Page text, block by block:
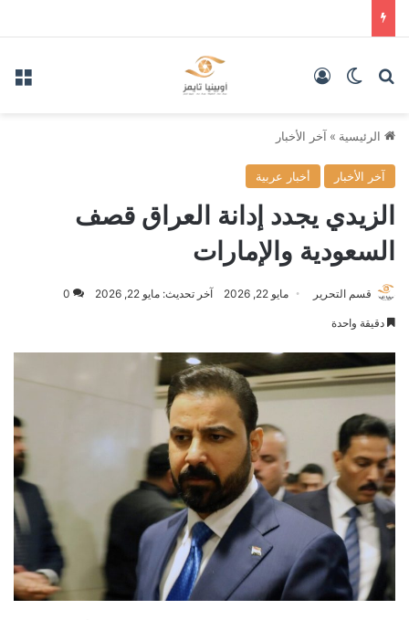
بحث عنالوضع المظلم
الرئيسية » آخر الأخبار
آخر الأخبار أخبار عربية
الزيدي يجدد إدانة العراق قصف
السعودية والإمارات
قسم التحرير مايو 22, 2026 آخر تحديث: مايو 22, 2026 0
دقيقة واحدة